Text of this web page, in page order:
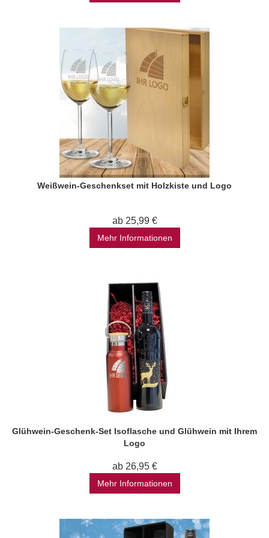
Weißwein-Geschenkset mit Holzkiste und Logo
ab 25,99 €
Mehr Informationen
Glühwein-Geschenk-Set Isoflasche und Glühwein mit Ihrem
Logo
ab 26,95 €
Mehr Informationen